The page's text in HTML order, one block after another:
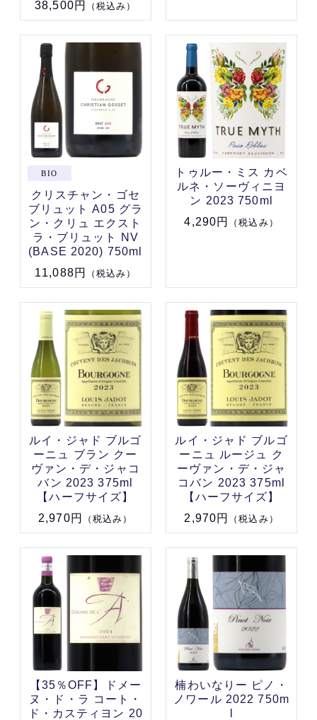
38,500円 （税込み）
クリスチャン・ゴセ
ブリュット A05 グラ
ン・クリュ エクスト
ラ・ブリュット NV
(BASE 2020) 750ml
11,088円
（税込み）
トゥルー・ミス カベ
ルネ・ソーヴィニヨ
ン 2023 750ml
4,290円
（税込み）
ルイ・ジャド ブルゴ
ーニュ ブラン クー
ヴァン・デ・ジャコ
バン 2023 375ml
【ハーフサイズ】
2,970円
（税込み）
ルイ・ジャド ブルゴ
ーニュ ルージュ ク
ーヴァン・デ・ジャ
コバン 2023 375ml
【ハーフサイズ】
2,970円
（税込み）
【35％OFF】ドメー
ヌ・ド・ラ コート・
ド・カスティヨン 20
楠わいなりー ピノ・
ノワール 2022 750m